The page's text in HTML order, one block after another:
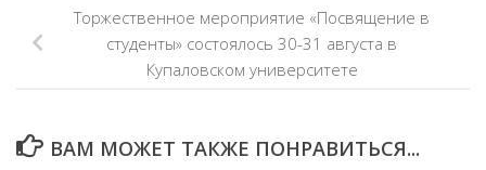
Торжественное мероприятие «Посвящение в
студенты» состоялось 30-31 августа в
Купаловском университете
ВАМ МОЖЕТ ТАКЖЕ ПОНРАВИТЬСЯ...